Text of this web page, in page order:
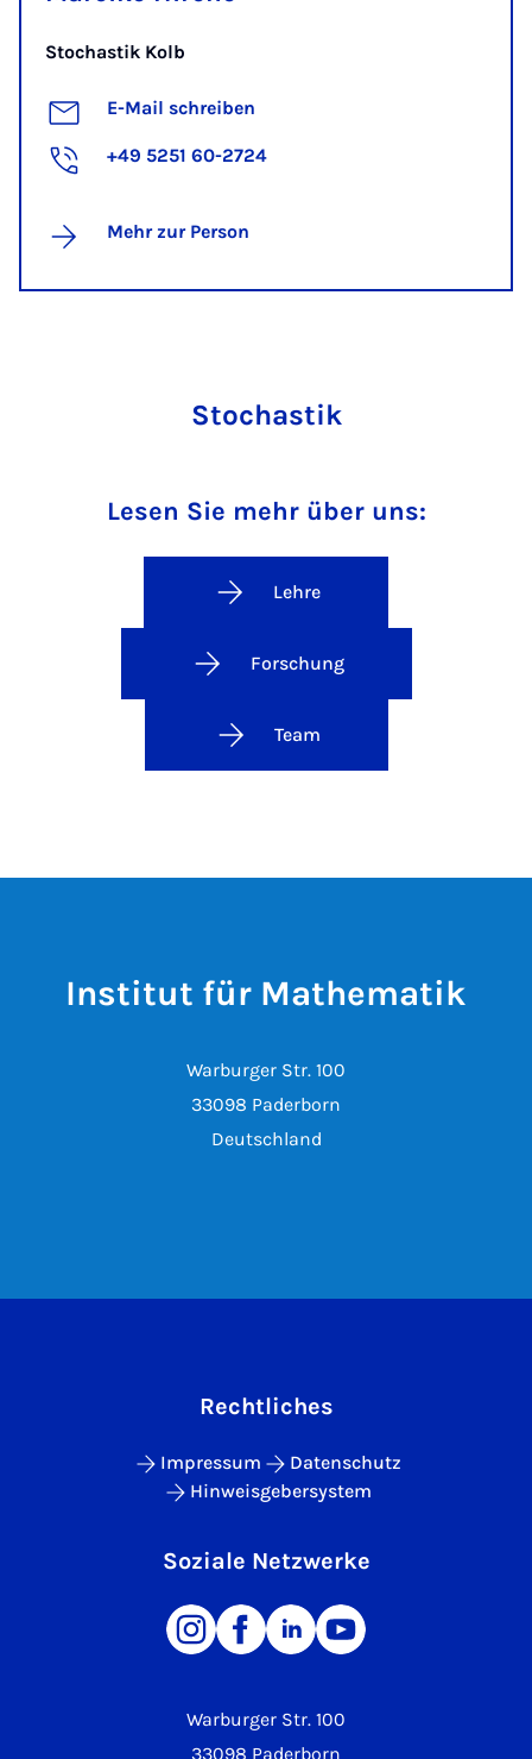
Stochastik Kolb
E-Mail schreiben
+49 5251 60-2724
Mehr zur Person
Stochastik
Lesen Sie mehr über uns:
Lehre
Forschung
Team
Institut für Mathematik
Warburger Str. 100
33098 Paderborn
Deutschland
Warburger Str. 100
33098 Paderborn
Rechtliches
Impressum
Datenschutz
Hinweisgebersystem
Soziale Netzwerke